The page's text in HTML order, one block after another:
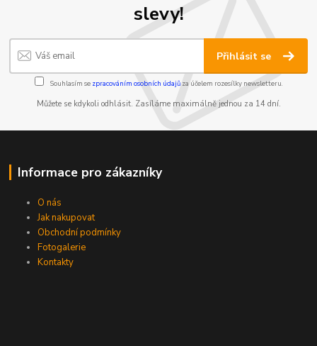
slevy!
Přihlásit se
Souhlasím se zpracováním osobních údajůza účelem rozesílky newsletteru.
Můžete se kdykoli odhlásit. Zasíláme maximálně jednou za 14 dní.
Informace pro zákazníky
O nás
Jak nakupovat
Obchodní podmínky
Fotogalerie
Kontakty